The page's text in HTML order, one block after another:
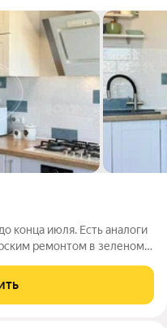
конца июля. Есть аналоги
в середине дома